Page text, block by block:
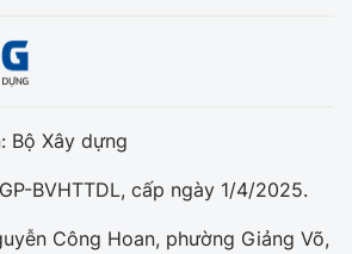
Bộ Xây dựng
BVHTTDL, cấp ngày 1/4/2025.
Công Hoan, phường Giảng Võ,